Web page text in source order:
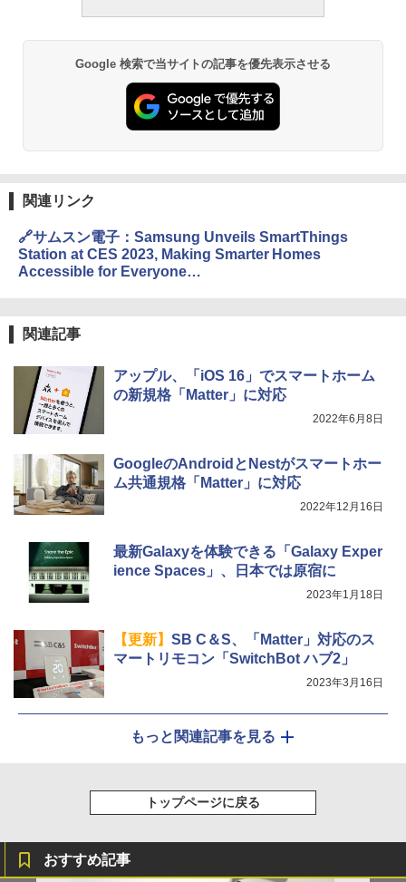
Google 検索で当サイトの記事を優先表示させる
関連リンク
🔗サムスン電子：Samsung Unveils SmartThings
Station at CES 2023, Making Smarter Homes
Accessible for Everyone
2023-making-smarter-homes-accessible-for-all/
関連記事
アップル、「iOS 16」でスマートホーム
の新規格「Matter」に対応
2022年6月8日
GoogleのAndroidとNestがスマートホー
ム共通規格「Matter」に対応
2022年12月16日
最新Galaxyを体験できる「Galaxy Exper
ience Spaces」、日本では原宿に
2023年1月18日
【更新】 SB C＆S、「Matter」対応のス
マートリモコン「SwitchBot ハブ2」
2023年3月16日
もっと関連記事を見る
トップページに戻る
おすすめ記事